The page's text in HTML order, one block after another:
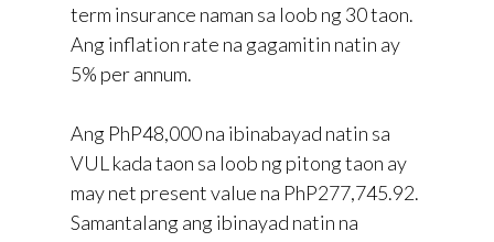
term insurance naman sa loob ng 30 taon.
Ang inflation rate na gagamitin natin ay
5% per annum.
Ang PhP48,000 na ibinabayad natin sa
VUL kada taon sa loob ng pitong taon ay
may net present value na PhP277,745.92.
Samantalang ang ibinayad natin na